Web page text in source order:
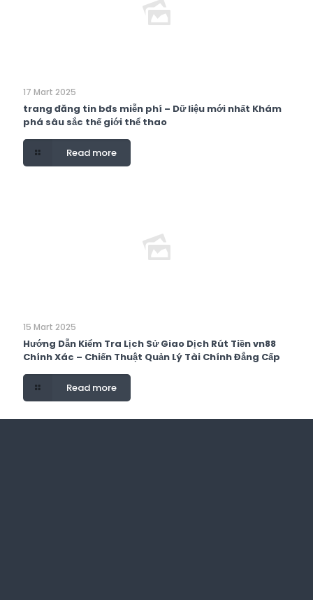
17 Mart 2025
trang đăng tin bđs miễn phí – Dữ liệu mới nhất Khám
phá sâu sắc thế giới thể thao
Read more
15 Mart 2025
Hướng Dẫn Kiểm Tra Lịch Sử Giao Dịch Rút Tiền vn88
Chính Xác – Chiến Thuật Quản Lý Tài Chính Đẳng Cấp
Read more